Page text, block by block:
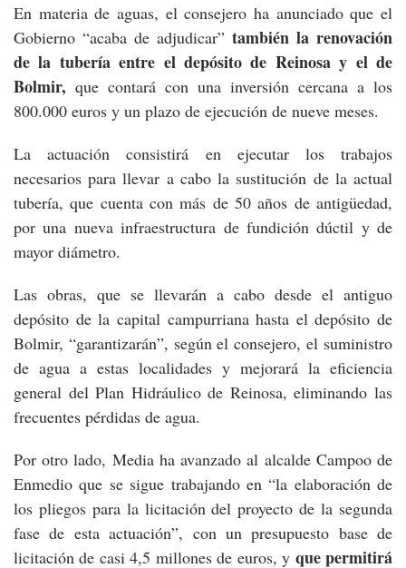
En materia de aguas, el consejero ha anunciado que el
Gobierno “acaba de adjudicar” también la renovación
de la tubería entre el depósito de Reinosa y el de
Bolmir, que contará con una inversión cercana a los
800.000 euros y un plazo de ejecución de nueve meses.
La actuación consistirá en ejecutar los trabajos
necesarios para llevar a cabo la sustitución de la actual
tubería, que cuenta con más de 50 años de antigüedad,
por una nueva infraestructura de fundición dúctil y de
mayor diámetro.
Las obras, que se llevarán a cabo desde el antiguo
depósito de la capital campurriana hasta el depósito de
Bolmir, “garantizarán”, según el consejero, el suministro
de agua a estas localidades y mejorará la eficiencia
general del Plan Hidráulico de Reinosa, eliminando las
frecuentes pérdidas de agua.
Por otro lado, Media ha avanzado al alcalde Campoo de
Enmedio que se sigue trabajando en “la elaboración de
los pliegos para la licitación del proyecto de la segunda
fase de esta actuación”, con un presupuesto base de
licitación de casi 4,5 millones de euros, y que permitirá